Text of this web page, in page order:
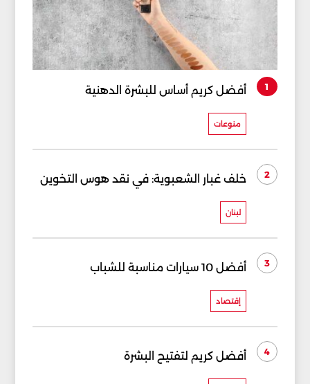
1 أفضل كريم أساس للبشرة الدهنية
منوعات
2 خلف غبار الشعبوية: في نقد هوس التخوين
لبنان
3 أفضل 10 سيارات مناسبة للشباب
إقتصاد
4 أفضل كريم لتفتيح البشرة